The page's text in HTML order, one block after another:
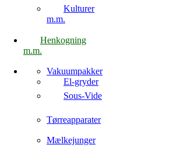
Kulturer
m.m.
Henkogning
m.m.
Vakuumpakker
El-gryder
Sous-Vide
Tørreapparater
Mælkejunger